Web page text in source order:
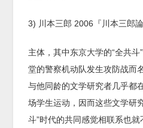
3) 川本三郎 2006『川本三郎
主体，其中东京大学的“全共
堂的警察机动队发生攻防战而
与他同龄的文学研究者几乎都
场学生运动，因而这些文学研
斗”时代的共同感觉相联系也